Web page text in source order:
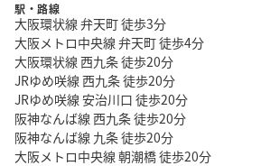
駅・路線
大阪環状線 弁天町 徒歩3分
大阪メトロ中央線 弁天町 徒歩4分
大阪環状線 西九条 徒歩20分
JRゆめ咲線 西九条 徒歩20分
JRゆめ咲線 安治川口 徒歩20分
阪神なんば線 西九条 徒歩20分
阪神なんば線 九条 徒歩20分
大阪メトロ中央線 朝潮橋 徒歩20分